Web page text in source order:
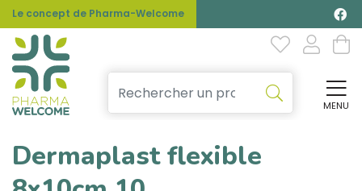
Le concept de Pharma-Welcome
MENU
Dermaplast flexible